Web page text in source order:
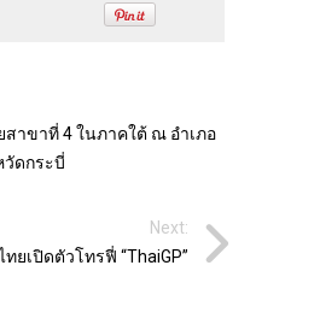
สาขาที่ 4 ในภาคใต้ ณ อำเภอ
วัดกระบี่
Next:
ทยเปิดตัวโทรฟี่ “ThaiGP”